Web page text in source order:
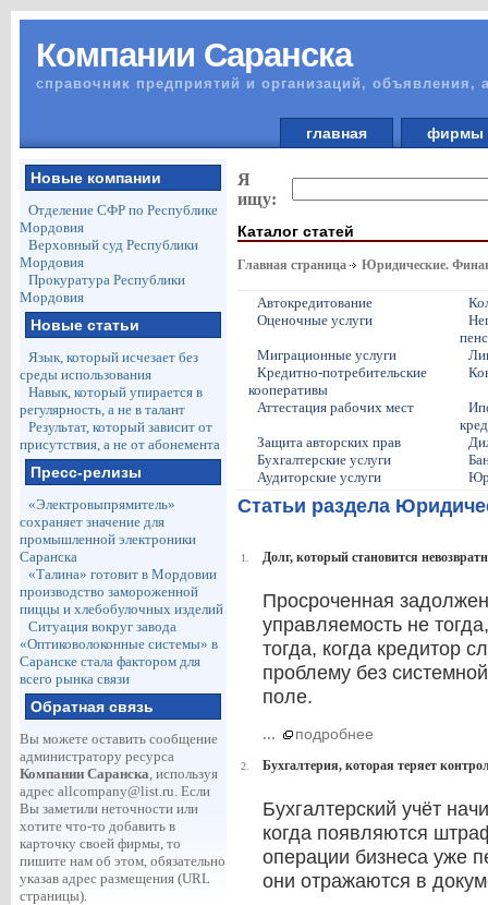
Компании Саранска
справочник предприятий и организаций, объявления,
главная
Новые компании
Отделение СФР по Республике
Мордовия
Верховный суд Республики
Мордовия
Прокуратура Республики
Мордовия
Новые статьи
Язык, который исчезает без
среды использования
Навык, который упирается в
регулярность, а не в талант
Результат, который зависит от
присутствия, а не от абонемента
Пресс-релизы
«Электровыпрямитель»
сохраняет значение для
промышленной электроники
Саранска
«Талина» готовит в Мордовии
производство замороженной
пиццы и хлебобулочных изделий
Ситуация вокруг завода
«Оптиковолоконные системы» в
Саранске стала фактором для
всего рынка связи
Обратная связь
Вы можете оставить сообщение
администратору ресурса
Компании Саранска, используя
адрес allcompany@list.ru. Если
Вы заметили неточности или
хотите что-то добавить в
карточку своей фирмы, то
пишите нам об этом, обязательно
указав адрес размещения (URL
страницы).
Я
ищу:
Каталог статей
Главная страница Юридические.
Автокредитование
Оценочные услуги
Миграционные услуги
Кредитно-потребительские
кооперативы
Аттестация рабочих мест
Защита авторских прав
Бухгалтерские услуги
Аудиторские услуги
Статьи раздела
1. Долг, который становится
Просроченная
управляемость не
тогда, когда кредитор
проблему без
поле.
... подробнее
2. Бухгалтерия, которая теряет
Бухгалтерский учёт
когда появляются
операции бизнеса уже
они отражаются в